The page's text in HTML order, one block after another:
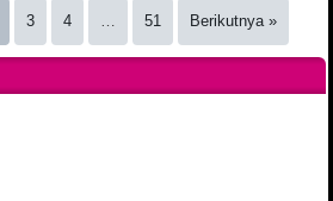
3 4 51 Berikutnya »